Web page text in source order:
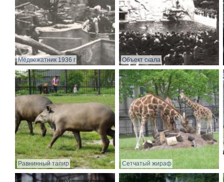
Медвежатник 1936 г Объект скала
Равнинный тапир Сетчатый жираф